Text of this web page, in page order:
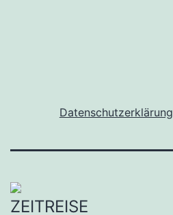
Datenschutzerklärung